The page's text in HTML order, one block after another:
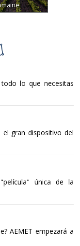
lo que necesitas
el gran dispositivo del
única de la
AEMET empezará a